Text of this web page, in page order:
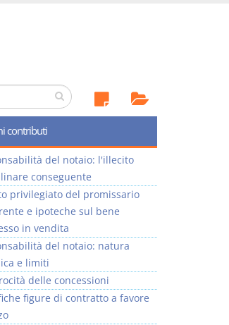
contributi
del notaio: l'illecito
conseguente
privilegiato del promissario
e ipoteche sul bene
in vendita
del notaio: natura
e limiti
delle concessioni
figure di contratto a favore